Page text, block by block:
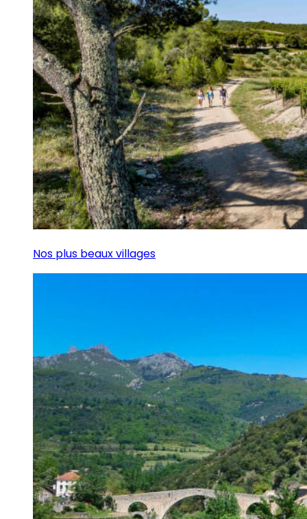
Nos plus beaux villages